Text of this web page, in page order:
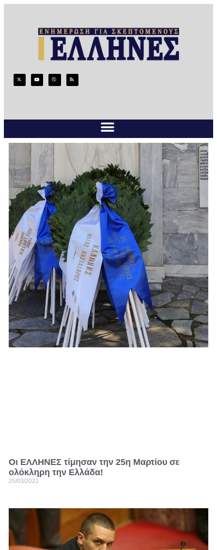
Οι ΕΛΛΗΝΕΣ τίμησαν την 25η Μαρτίου σε
ολόκληρη την Ελλάδα!
25/03/2022